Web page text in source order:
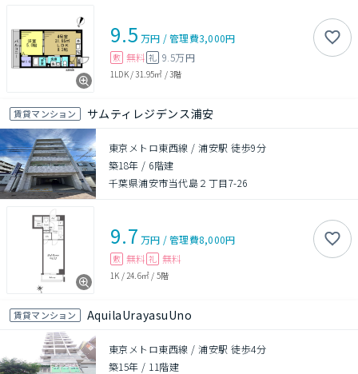
9.5 万円 /管理費3,000円
敷 無料 礼 9.5万円
1LDK/31.95㎡ /3階
賃貸マンション サムティレジデンス浦安
東京メトロ東西線 / 浦安駅 徒歩9分
築18年 / 6階建
千葉県浦安市当代島２丁目7-26
9.7 万円 /管理費8,000円
敷 無料 礼 無料
1K / 24.6㎡ / 5階
賃貸マンション AquilaUrayasuUno
東京メトロ東西線 / 浦安駅 徒歩4分
築15年 / 11階建